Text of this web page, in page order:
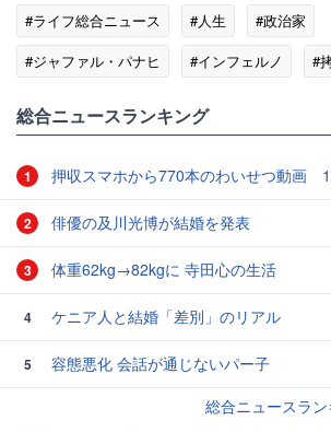
#ライフ総合ニュース #人生
#政治家
#ジャファル・パナヒ
#インフェルノ #
総合ニュースランキング
1 押収スマホから770本のわいせつ動画 15歳少女に酒と薬飲ませ性的暴行か 54歳男を再逮
2 俳優の及川光博が結婚を発表
3 体重62kg→82kgに 寺田心の生活
4 ケニア人と結婚「差別」のリアル
5
容態悪化 会話が通じないパー子
総合ニュースラ